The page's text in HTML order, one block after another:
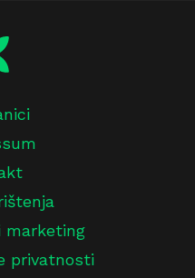
marketing
privatnosti